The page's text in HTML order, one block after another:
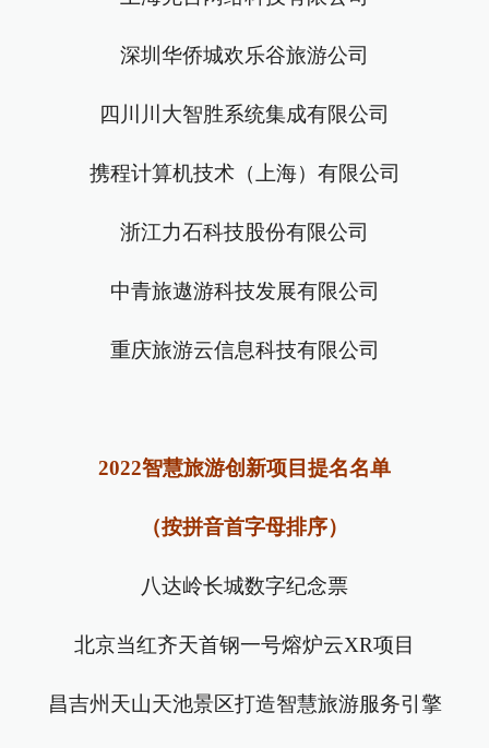
深圳华侨城欢乐谷旅游公司
四川川大智胜系统集成有限公司
携程计算机技术（上海）有限公司
浙江力石科技股份有限公司
中青旅遨游科技发展有限公司
重庆旅游云信息科技有限公司
2022智慧旅游创新项目提名名单
（按拼音首字母排序）
八达岭长城数字纪念票
北京当红齐天首钢一号熔炉云XR项目
昌吉州天山天池景区打造智慧旅游服务引擎